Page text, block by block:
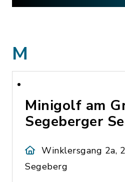
M
Minigolf am
Segeberger
Winklersgang 2a,
Segeberg